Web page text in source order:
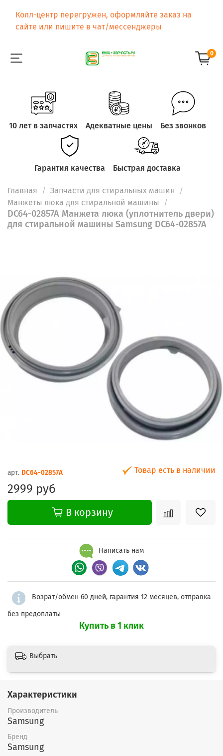
Колл-центр перегружен, оформляйте заказ на
сайте или пишите в чат/мессенджеры
0
10 лет в запчастях Адекватные цены Без звонков
Гарантия качества Быстрая доставка
Главная
Запчасти для стиральных машин
Манжеты люка для стиральной машины
DC64-02857A Манжета люка (уплотнитель двери)
для стиральной машины Samsung DC64-02857A
арт. DC64-02857A Товар есть в наличии
2999 руб
В корзину
Написать нам
Возрат/обмен 60 дней, гарантия 12 месяцев, отправка
без предоплаты
Купить в 1 клик
Выбрать
Характеристики
Производитель
Samsung
Бренд
Samsung